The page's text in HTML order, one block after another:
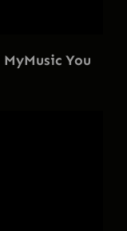
MyMusic You